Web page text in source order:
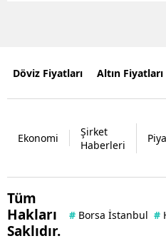
Döviz Fiyatları Altın Fiyatları
Ekonomi
Şirket
Haberleri
Tüm
Hakları
Saklıdır.
# Borsa İstanbul #